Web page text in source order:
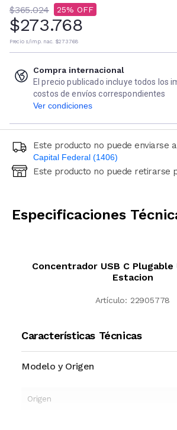
$365.024 25
$273.768
Precio s/imp. nac. $273.768
Compra internacional
El precio publicado incluye todos los
costos de envíos correspondientes
Ver condiciones
Este producto no puede enviarse a
Capital Federal (1406)
Ingresá código postal (sólo números)
Este producto no puede retirarse
Especificaciones
Concentrador USB C Plugable
Estacion
Artículo: 22905778
Características Técnicas
Modelo y Origen
Origen